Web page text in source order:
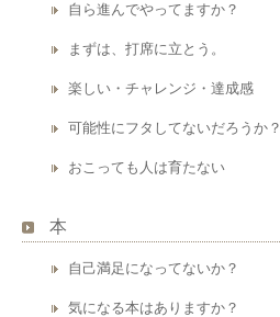
自ら進んでやってますか？
まずは、打席に立とう。
楽しい・チャレンジ・達成感
可能性にフタしてないだろうか？
おこっても人は育たない
本
自己満足になってないか？
気になる本はありますか？